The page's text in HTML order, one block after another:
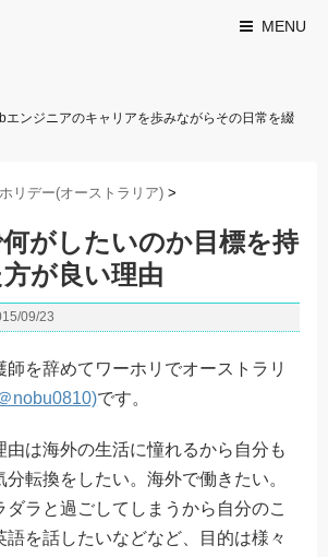
MENU
ンジニアのキャリアを歩みながらその日常を綴
リデー(オーストラリア) >
がしたいのか目標を持
が良い理由
09/23
師を辞めてワーホリでオーストラリ
nobu0810)です。
由は海外の生活に憧れるから自分も
分転換をしたい。海外で働きたい。
ダラと過ごしてしまうから自分のこ
語を話したいなどなど、目的は様々